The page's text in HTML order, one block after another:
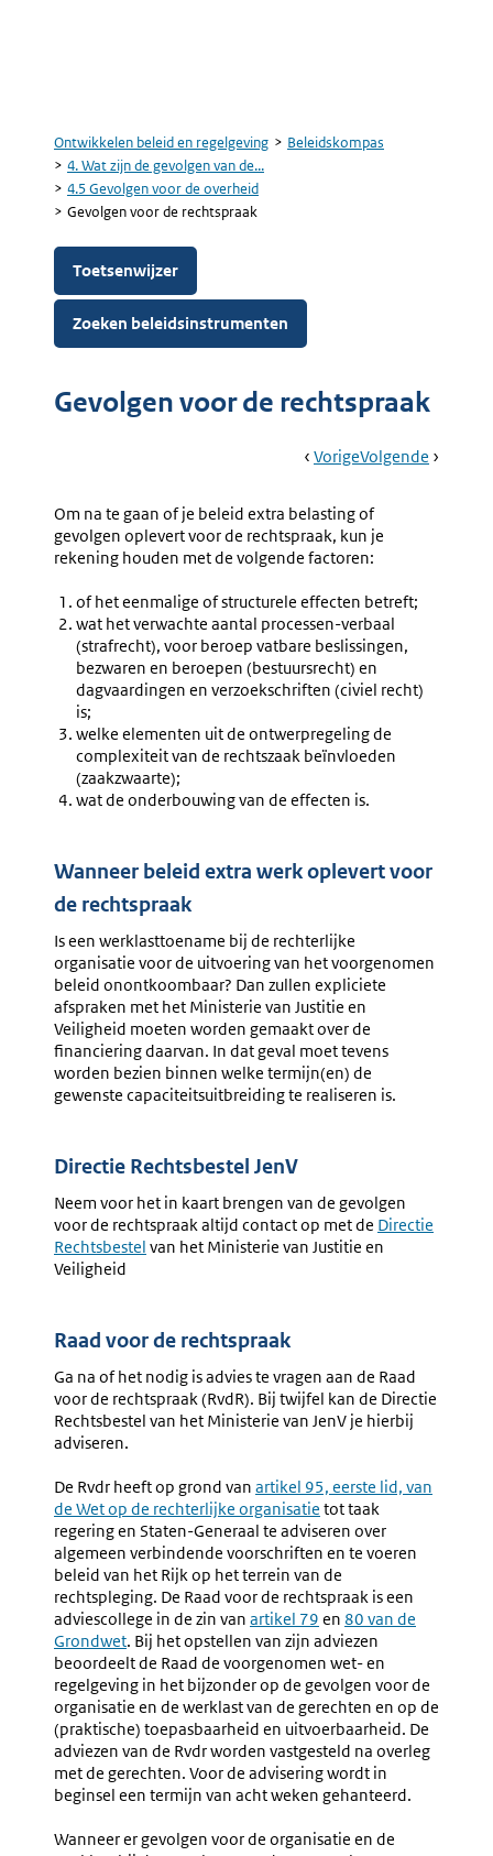
Kruimelpad
Ontwikkelen beleid en regelgeving
Beleidskompas
4. Wat zijn de gevolgen van de...
4.5 Gevolgen voor de overheid
Gevolgen voor de rechtspraak
Toetsenwijzer
Zoeken beleidsinstrumenten
Gevolgen voor de rechtspraak
Book
Ga
VorigePagina:
Organisaties
In
De
Ga
Volgende Pagina:
Om na te gaan of je beleid extra belasting of
gevolgen oplevert voor de rechtspraak, kun je
rekening houden met de volgende factoren:
of het eenmalige of structurele effecten betreft;
wat het verwachte aantal processen-verbaal
(strafrecht), voor beroep vatbare beslissingen,
bezwaren en beroepen (bestuursrecht) en
dagvaardingen en verzoekschriften (civiel recht)
is;
welke elementen uit de ontwerpregeling de
complexiteit van de rechtszaak beïnvloeden
(zaakzwaarte);
wat de onderbouwing van de effecten is.
Wanneer beleid extra werk oplevert voor
de rechtspraak
Is een werklasttoename bij de rechterlijke
organisatie voor de uitvoering van het voorgenomen
beleid onontkoombaar? Dan zullen expliciete
afspraken met het Ministerie van Justitie en
Veiligheid moeten worden gemaakt over de
financiering daarvan. In dat geval moet tevens
worden bezien binnen welke termijn(en) de
gewenste capaciteitsuitbreiding te realiseren is.
Directie Rechtsbestel JenV
Neem voor het in kaart brengen van de gevolgen
voor de rechtspraak altijd contact op met de Externe
link:
Directie
Rechtsbestel van het Ministerie van Justitie en
Veiligheid
Raad voor de rechtspraak
Ga na of het nodig is advies te vragen aan de Raad
voor de rechtspraak (RvdR). Bij twijfel kan de Directie
Rechtsbestel van het Ministerie van JenV je hierbij
adviseren.
De Rvdr heeft op grond van Externe
link:
artikel 95, eerste lid, van
de Wet op de rechterlijke organisatie tot taak
regering en Staten-Generaal te adviseren over
algemeen verbindende voorschriften en te voeren
beleid van het Rijk op het terrein van de
rechtspleging. De Raad voor de rechtspraak is een
adviescollege in de zin van Externe
link:
artikel 79 en Externe
link:
80 van de
Grondwet. Bij het opstellen van zijn adviezen
beoordeelt de Raad de voorgenomen wet- en
regelgeving in het bijzonder op de gevolgen voor de
organisatie en de werklast van de gerechten en op de
(praktische) toepasbaarheid en uitvoerbaarheid. De
adviezen van de Rvdr worden vastgesteld na overleg
met de gerechten. Voor de advisering wordt in
beginsel een termijn van acht weken gehanteerd.
Wanneer er gevolgen voor de organisatie en de